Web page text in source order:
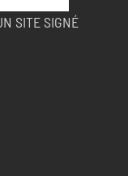
SITE SIGNÉ